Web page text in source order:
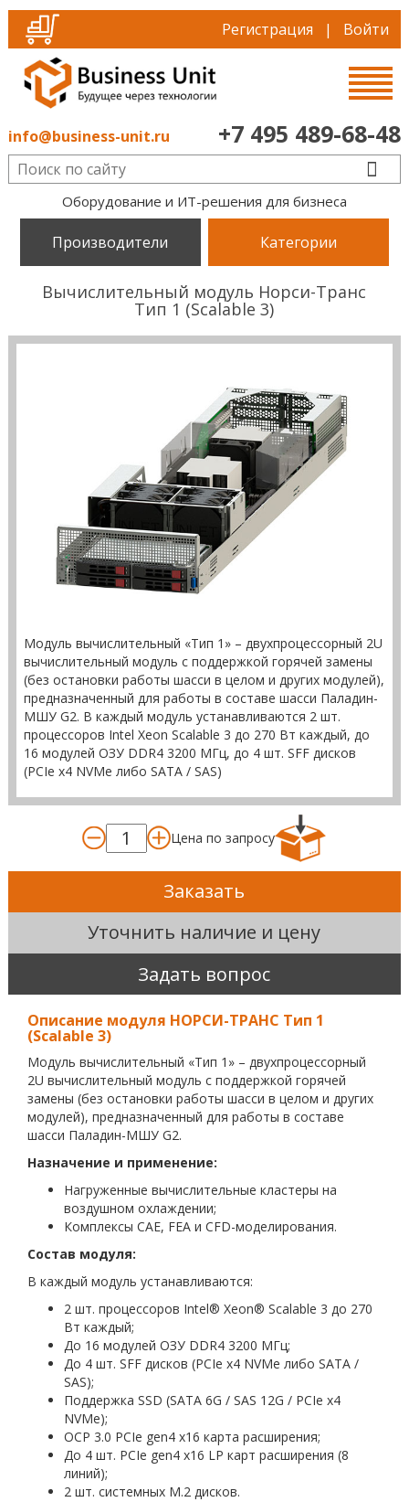
Регистрация | Войти
info@business-unit.ru +7 495 489-68-48
Оборудование и ИТ-решения для бизнеса
Производители Категории
Вычислительный модуль Норси-Транс
Тип 1 (Scalable 3)
Модуль вычислительный «Тип 1» – двухпроцессорный 2U
вычислительный модуль с поддержкой горячей замены
(без остановки работы шасси в целом и других модулей),
предназначенный для работы в составе шасси Паладин-
МШУ G2. В каждый модуль устанавливаются 2 шт.
процессоров Intel Xeon Scalable 3 до 270 Вт каждый, до
16 модулей ОЗУ DDR4 3200 МГц, до 4 шт. SFF дисков
(PCIe x4 NVMe либо SATA / SAS)
Цена по запросу
Заказать
Уточнить наличие и цену
Задать вопрос
Описание модуля НОРСИ-ТРАНС Тип 1
(Scalable 3)
Модуль вычислительный «Тип 1» – двухпроцессорный
2U вычислительный модуль с поддержкой горячей
замены (без остановки работы шасси в целом и других
модулей), предназначенный для работы в составе
шасси Паладин-МШУ G2.
Назначение и применение:
Нагруженные вычислительные кластеры на
воздушном охлаждении;
Комплексы CAE, FEA и CFD-моделирования.
Состав модуля:
В каждый модуль устанавливаются:
2 шт. процессоров Intel® Xeon® Scalable 3 до 270
Вт каждый;
До 16 модулей ОЗУ DDR4 3200 МГц;
До 4 шт. SFF дисков (PCIe x4 NVMe либо SATA /
SAS);
Поддержка SSD (SATA 6G / SAS 12G / PCIe x4
NVMe);
OCP 3.0 PCIe gen4 x16 карта расширения;
До 4 шт. PCIe gen4 x16 LP карт расширения (8
линий);
2 шт. системных М.2 дисков.